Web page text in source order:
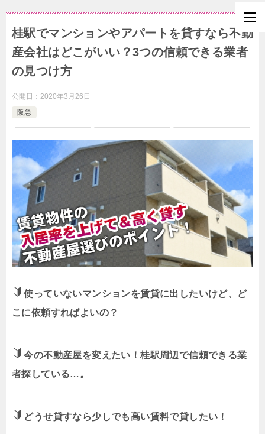
桂駅でマンションやアパートを貸すなら不動
産会社はどこがいい？3つの信頼できる業者
の見つけ方
公開日： 2020年3月26日
阪急
使っていないマンションを賃貸に出したいけど、ど
こに依頼すればよいの？
今の不動産屋を変えたい！桂駅周辺で信頼できる業
者探している…。
どうせ貸すなら少しでも高い賃料で貸したい！